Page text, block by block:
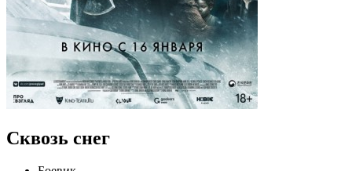
Сквозь снег